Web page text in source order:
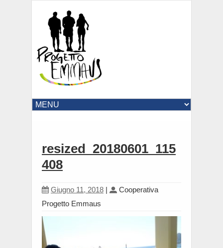
resized_20180601_115
408
Giugno 11, 2018 |
Cooperativa
Progetto Emmaus